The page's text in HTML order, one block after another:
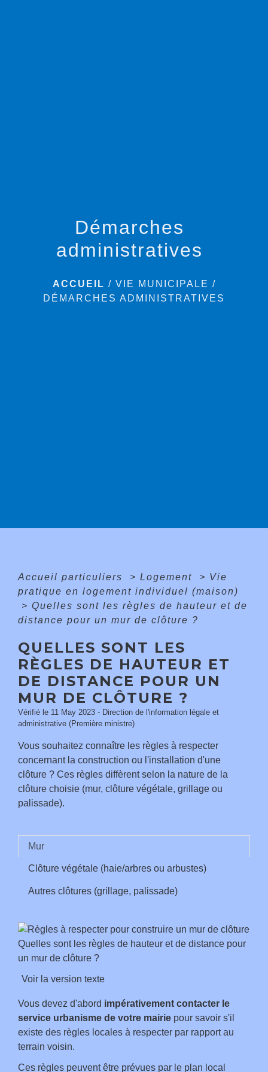
Démarches
administratives
ACCUEIL / VIE MUNICIPALE /
DÉMARCHES ADMINISTRATIVES
Accueil particuliers > Logement > Vie
pratique en logement individuel (maison)
> Quelles sont les règles de hauteur et de
distance pour un mur de clôture ?
QUELLES SONT LES
RÈGLES DE HAUTEUR ET
DE DISTANCE POUR UN
MUR DE CLÔTURE ?
Vérifié le 11 May 2023 - Direction de l'information légale et
administrative (Première ministre)
Vous souhaitez connaître les règles à respecter
concernant la construction ou l'installation d'une
clôture ? Ces règles diffèrent selon la nature de la
clôture choisie (mur, clôture végétale, grillage ou
palissade).
Mur
Clôture végétale (haie/arbres ou arbustes)
Autres clôtures (grillage, palissade)
Quelles sont les règles de hauteur et de distance pour
un mur de clôture ?
Voir la version texte
Vous devez d'abord impérativement contacter le
service urbanisme de votre mairie pour savoir s'il
existe des règles locales à respecter par rapport au
terrain voisin.
Ces règles peuvent être prévues par le plan local